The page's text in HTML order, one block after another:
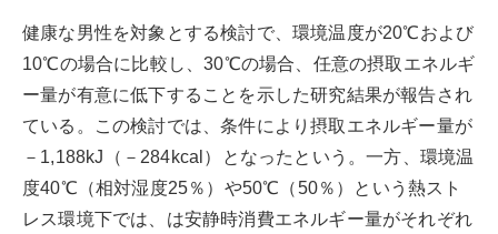
健康な男性を対象とする検討で、環境温度が20℃および
10℃の場合に比較し、30℃の場合、任意の摂取エネルギ
ー量が有意に低下することを示した研究結果が報告され
ている。この検討では、条件により摂取エネルギー量が
－1,188kJ（－284kcal）となったという。一方、環境温
度40℃（相対湿度25％）や50℃（50％）という熱スト
レス環境下では、は安静時消費エネルギー量がそれぞれ